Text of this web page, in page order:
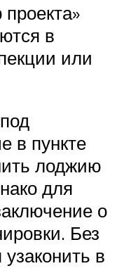
в
или
в пункте
лоджию
для
о
Без
в